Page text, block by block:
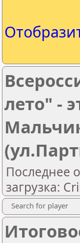
лето" -
Последнее
загрузка:
Search for player